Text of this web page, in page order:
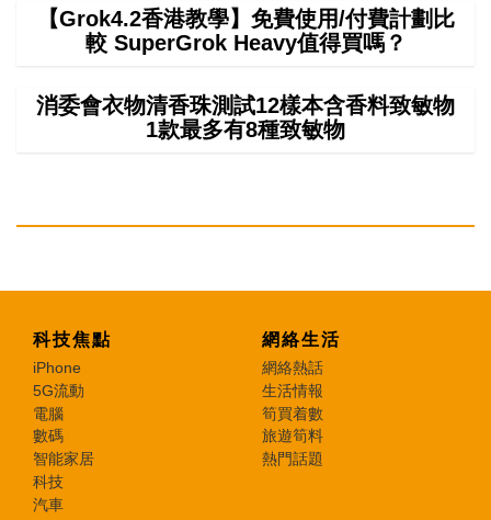
【Grok4.2香港教學】免費使用/付費計劃比
較 SuperGrok Heavy值得買嗎？
消委會衣物清香珠測試12樣本含香料致敏物
1款最多有8種致敏物
科技焦點
iPhone
5G流動
電腦
數碼
智能家居
科技
汽車
網絡生活
網絡熱話
生活情報
筍買着數
旅遊筍料
熱門話題